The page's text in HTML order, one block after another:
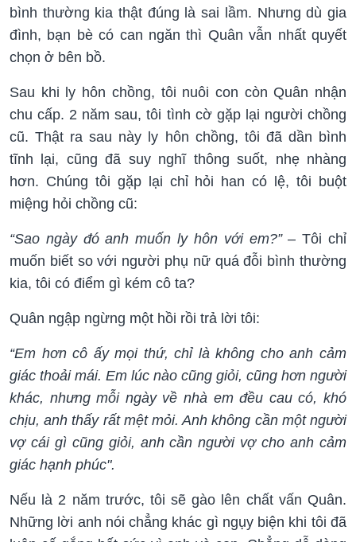
bình thường kia thật đúng là sai lầm. Nhưng dù gia
đình, bạn bè có can ngăn thì Quân vẫn nhất quyết
chọn ở bên bồ.
Sau khi ly hôn chồng, tôi nuôi con còn Quân nhận
chu cấp. 2 năm sau, tôi tình cờ gặp lại người chồng
cũ. Thật ra sau này ly hôn chồng, tôi đã dần bình
tĩnh lại, cũng đã suy nghĩ thông suốt, nhẹ nhàng
hơn. Chúng tôi gặp lại chỉ hỏi han có lệ, tôi buột
miệng hỏi chồng cũ:
“Sao ngày đó anh muốn ly hôn với em?”– Tôi chỉ
muốn biết so với người phụ nữ quá đỗi bình thường
kia, tôi có điểm gì kém cô ta?
Quân ngập ngừng một hồi rồi trả lời tôi:
“Em hơn cô ấy mọi thứ, chỉ là không cho anh cảm
giác thoải mái. Em lúc nào cũng giỏi, cũng hơn người
khác, nhưng mỗi ngày về nhà em đều cau có, khó
chịu, anh thấy rất mệt mỏi. Anh không cần một người
vợ cái gì cũng giỏi, anh cần người vợ cho anh cảm
giác hạnh phúc".
Nếu là 2 năm trước, tôi sẽ gào lên chất vấn Quân.
Những lời anh nói chẳng khác gì ngụy biện khi tôi đã